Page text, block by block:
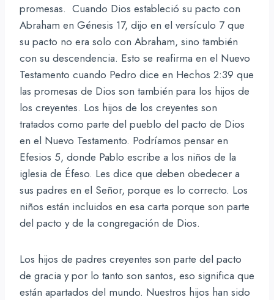
promesas. Cuando Dios estableció su pacto con
Abraham en Génesis 17, dijo en el versículo 7 que
su pacto no era solo con Abraham, sino también
con su descendencia. Esto se reafirma en el Nuevo
Testamento cuando Pedro dice en Hechos 2:39 que
las promesas de Dios son también para los hijos de
los creyentes. Los hijos de los creyentes son
tratados como parte del pueblo del pacto de Dios
en el Nuevo Testamento. Podríamos pensar en
Efesios 5, donde Pablo escribe a los niños de la
iglesia de Éfeso. Les dice que deben obedecer a
sus padres en el Señor, porque es lo correcto. Los
niños están incluidos en esa carta porque son parte
del pacto y de la congregación de Dios.
Los hijos de padres creyentes son parte del pacto
de gracia y por lo tanto son santos, eso significa que
están apartados del mundo. Nuestros hijos han sido